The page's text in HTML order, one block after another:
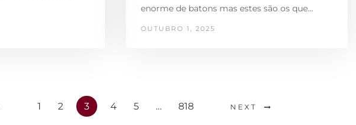
enorme de batons mas estes são os que…
OUTUBRO 1, 2025
1 2 3 4 5 … 818 NEXT